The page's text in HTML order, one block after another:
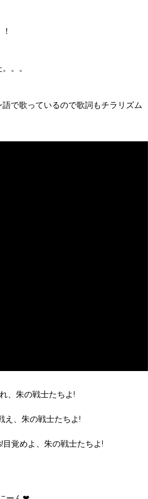
。。
で歌っているので歌詞もチラリズム
朱の戦士たちよ!
、朱の戦士たちよ!
覚めよ、朱の戦士たちよ!